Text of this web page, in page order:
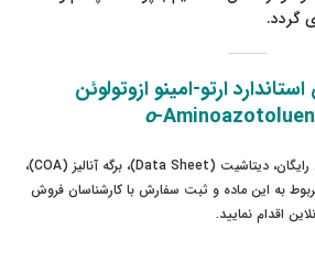
گردد.
ارتو-امینو ازوتولوئن
o-
برای دریافت مشاوره تخصصی رایگان، دیتاشیت (Data Sheet)، برگه آنالیز (COA)،
به این ماده و ثبت سفارش با کارشناسان فروش
اقدام نمایید.